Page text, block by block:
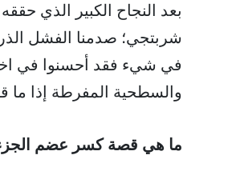
بعد النجاح الكبير الذي
شربتجي؛ صدمنا الفشل
في شيء فقد أحسنوا في
والسطحية المفرطة إذا ما
ما هي قصة كسر عضم الجزء